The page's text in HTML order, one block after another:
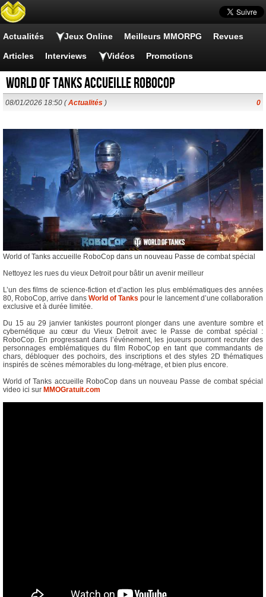
Actualités Jeux Online Meilleurs MMORPG Revues
Articles Interviews Vidéos Promotions
World of Tanks accueille RoboCop
08/01/2026 18:50 (Actualités ) 0
World of Tanks accueille RoboCop dans un nouveau Passe de combat spécial
Nettoyez les rues du vieux Detroit pour bâtir un avenir meilleur
L’un des films de science-fiction et d’action les plus emblématiques des années
80, RoboCop, arrive dans World of Tanks pour le lancement d’une collaboration
exclusive et à durée limitée.
Du 15 au 29 janvier tankistes pourront plonger dans une aventure sombre et
cybernétique au cœur du Vieux Detroit avec le Passe de combat spécial :
RoboCop. En progressant dans l’événement, les joueurs pourront recruter des
personnages emblématiques du film RoboCop en tant que commandants de
chars, débloquer des pochoirs, des inscriptions et des styles 2D thématiques
inspirés de scènes mémorables du long-métrage, et bien plus encore.
World of Tanks accueille RoboCop dans un nouveau Passe de combat spécial
video ici sur MMOGratuit.com